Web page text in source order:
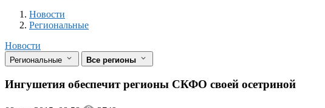
Новости
Разделы
Новости
Региональные
Новости
Региональные Все регионы
Ингушетия обеспечит регионы СКФО своей осетриной